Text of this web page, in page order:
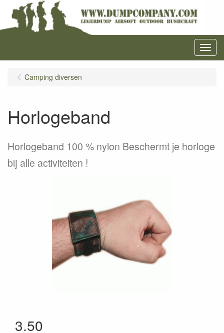
Menu
Camping diversen
Horlogeband
Horlogeband 100 % nylon Beschermt je horloge
bij alle activiteiten !
3.50